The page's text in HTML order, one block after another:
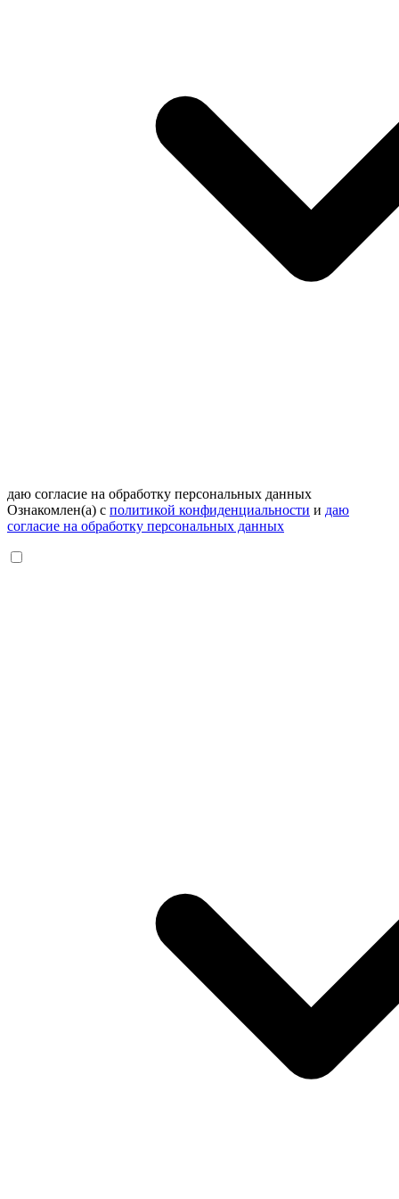
даю согласие на обработку персональных данных
Ознакомлен(а) с политикой конфиденциальности и даю
согласие на обработку персональных данных